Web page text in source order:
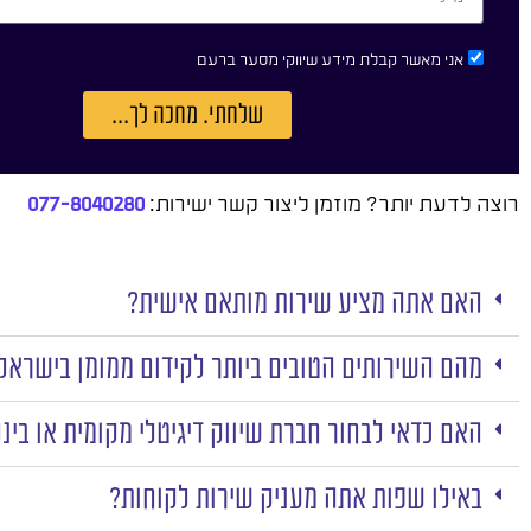
אני מאשר קבלת מידע שיווקי מסער ברעם
שלחתי. מחכה לך...
רוצה לדעת יותר? מוזמן ליצור קשר ישירות:077-8040280
האם אתה מציע שירות מותאם אישית?
מהם השירותים הטובים ביותר לקידום ממומן
האם כדאי לבחור חברת שיווק דיגיטלי מקומית או
באילו שפות אתה מעניק שירות לקוחות?